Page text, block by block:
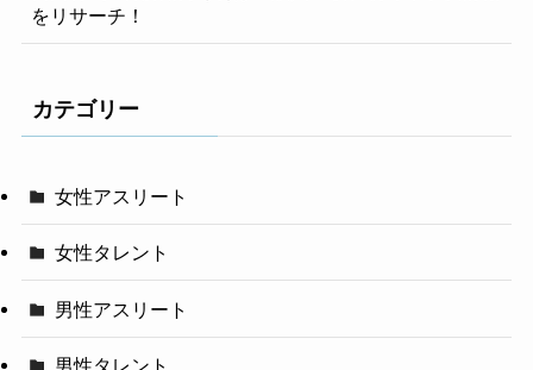
をリサーチ！
カテゴリー
女性アスリート
女性タレント
男性アスリート
男性タレント